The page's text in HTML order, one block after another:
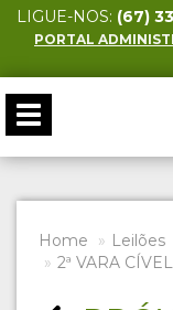
LIGUE-NOS: (67)
PORTAL
Toggle
navigation
Home
Leilões
2ª VARA